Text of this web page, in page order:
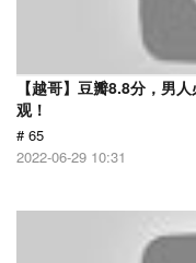
【越哥】豆瓣8.8分，男
观！
# 65
2022-06-29 10:31